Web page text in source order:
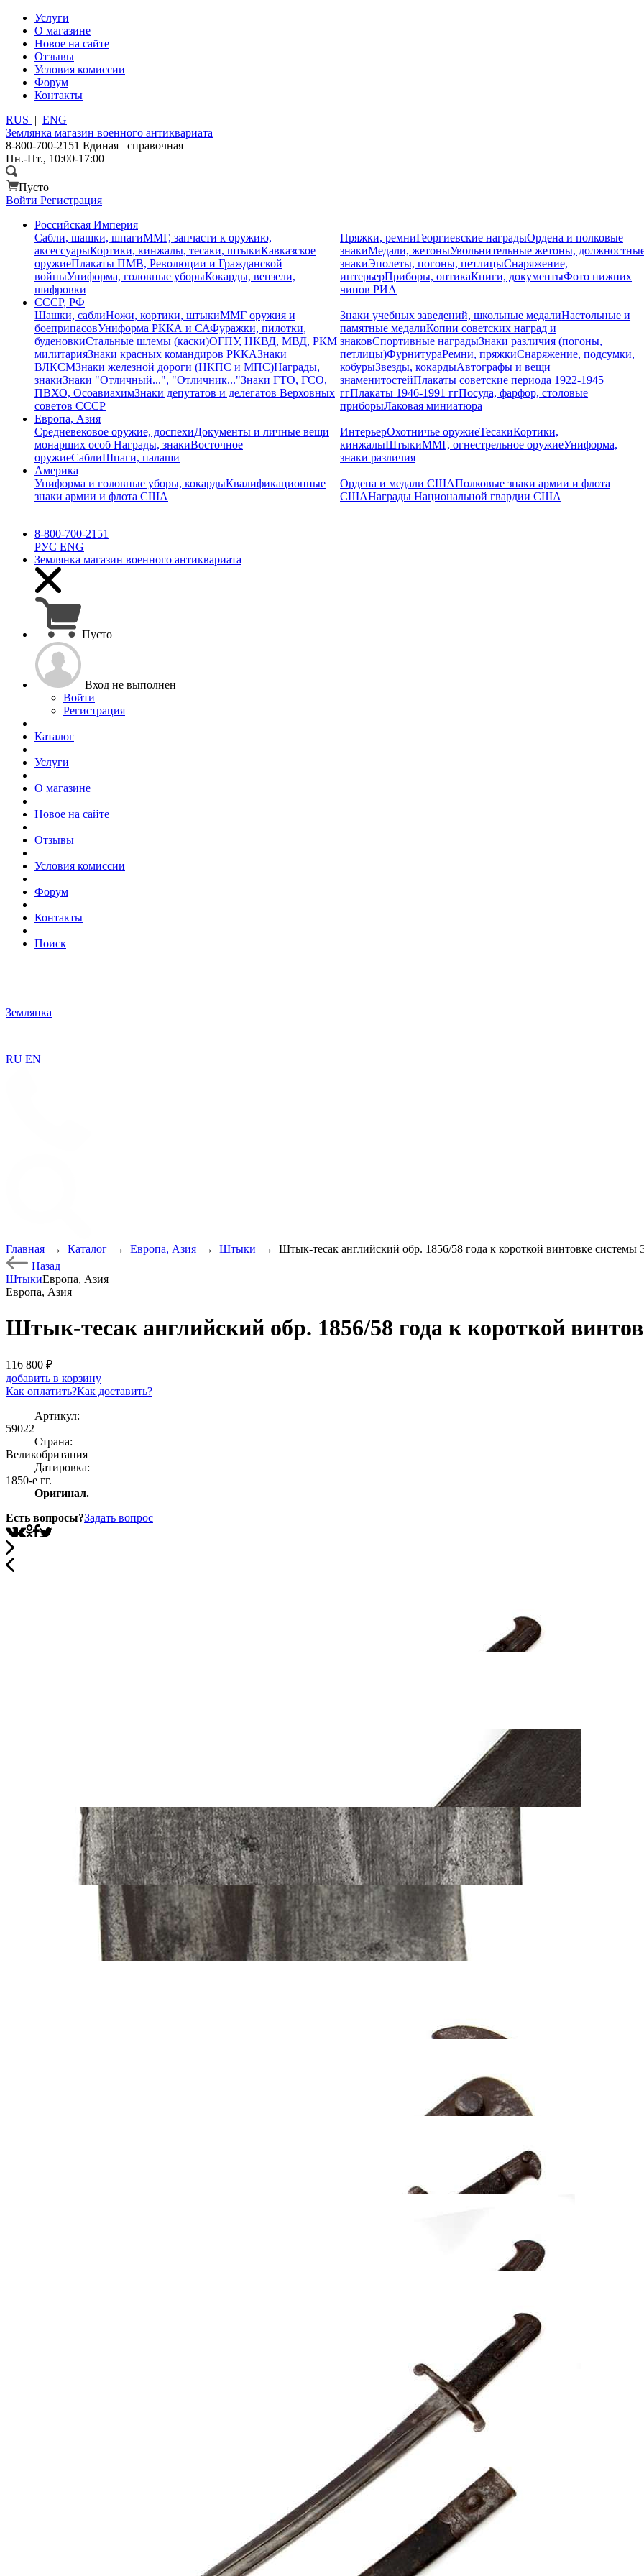
Услуги
О магазине
Новое на сайте
Отзывы
Условия комиссии
Форум
Контакты
RUS | ENG
Землянка магазин военного антиквариата
8-800-700-2151 Единая справочная
Пн.-Пт., 10:00-17:00
Пусто
Войти Регистрация
Российская Империя
Сабли, шашки, шпагиММГ, запчасти к оружию,
аксессуарыКортики, кинжалы, тесаки, штыкиКавказское
оружиеПлакаты ПМВ, Революции и Гражданской
войныУниформа, головные уборыКокарды, вензели,
шифровки
Пряжки, ремниГеоргиевские наградыОрдена и полковые
знакиМедали, жетоныУвольнительные жетоны,
знакиЭполеты, погоны, петлицыСнаряжение,
интерьерПриборы, оптикаКниги, документыФото нижних
чинов РИА
СССР, РФ
Шашки, саблиНожи, кортики, штыкиММГ оружия и
боеприпасовУниформа РККА и САФуражки, пилотки,
буденовкиСтальные шлемы (каски)ОГПУ, НКВД, МВД, РКМ
милитарияЗнаки красных командиров РККАЗнаки
ВЛКСМЗнаки железной дороги (НКПС и МПС)Награды,
знакиЗнаки "Отличный...", "Отличник..."Знаки ГТО, ГСО,
ПВХО, ОсоавиахимЗнаки депутатов и делегатов Верховных
советов СССР
Знаки учебных заведений, школьные медалиНастольные и
памятные медалиКопии советских наград и
знаковСпортивные наградыЗнаки различия (погоны,
петлицы)ФурнитураРемни, пряжкиСнаряжение, подсумки,
кобурыЗвезды, кокардыАвтографы и вещи
знаменитостейПлакаты советские периода 1922-1945
ггПлакаты 1946-1991 ггПосуда, фарфор, столовые
приборыЛаковая миниатюра
Европа, Азия
Средневековое оружие, доспехиДокументы и личные вещи
монарших особ Награды, знакиВосточное
оружиеСаблиШпаги, палаши
ИнтерьерОхотничье оружиеТесакиКортики,
кинжалыШтыкиММГ, огнестрельное оружиеУниформа,
знаки различия
Америка
Униформа и головные уборы, кокардыКвалификационные
знаки армии и флота США
Ордена и медали СШАПолковые знаки армии и флота
СШАНаграды Национальной гвардии США
8-800-700-2151
РУС ENG
Землянка магазин военного антиквариата
Пусто
Вход не выполнен
Войти
Регистрация
Каталог
Услуги
О магазине
Новое на сайте
Отзывы
Условия комиссии
Форум
Контакты
Поиск
Землянка
RU EN
Главная → Каталог → Европа, Азия → Штыки →
Штык-тесак английский обр. 1856/58 года к короткой винтовке системы
Назад
ШтыкиЕвропа, Азия
Европа, Азия
Штык-тесак английский обр. 1856/58 года к короткой
116 800 ₽
добавить в корзину
Как оплатить?Как доставить?
Артикул:
59022
Страна:
Великобритания
Датировка:
1850-е гг.
Оригинал.
Есть вопросы?Задать вопрос